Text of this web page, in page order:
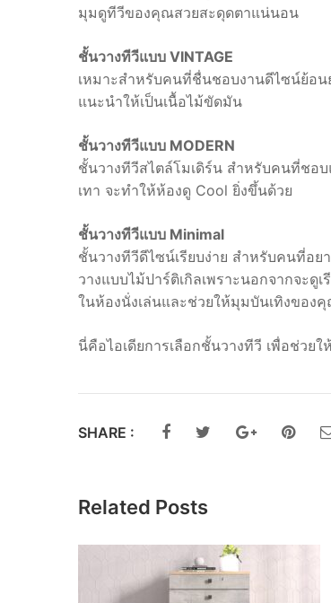
มุมดูทีวีของคุณสวยสะดุดตาแน่นอน
ชั้นวางทีวีแบบ VINTAGE
เหมาะสำหรับคนที่ชื่นชอบงานดีไซน์ย้อ
แนะนำให้เป็นเนื้อไม้ขัดมัน
ชั้นวางทีวีแบบ MODERN
ชั้นวางทีวีสไตล์โมเดิร์น สำหรับคนที่ชอ
เทา จะทำให้ห้องดู Cool ยิ่งขึ้นด้วย
ชั้นวางทีวีแบบ Minimal
ชั้นวางทีวีดีไซน์เรียบง่าย สำหรับคนที่อ
วางแบบไม้ปาร์ติเกิลเพราะนอกจากจะ
ในห้องนั่งเล่นและช่วยให้มุมบันเทิงของ
นี่คือไอเดียการเลือกชั้นวางทีวี เพื่อช่วย
SHARE :
Related Posts